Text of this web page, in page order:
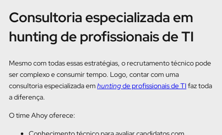
Consultoria especializada em
hunting de profissionais de TI
Mesmo com todas essas estratégias, o recrutamento técnico pode
ser complexo e consumir tempo. Logo, contar com uma
consultoria especializada emhuntingde profissionais de TIfaz toda
a diferença.
O time Ahoy oferece: